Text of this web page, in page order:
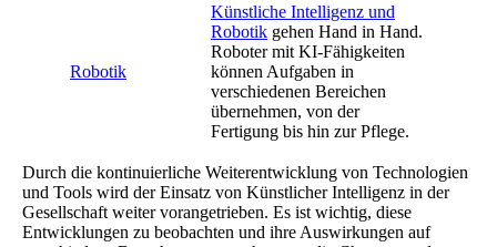
Robotik
Künstliche Intelligenz und
Robotik gehen Hand in Hand.
Roboter mit KI-Fähigkeiten
können Aufgaben in
verschiedenen Bereichen
übernehmen, von der
Fertigung bis hin zur Pflege.
Durch die kontinuierliche Weiterentwicklung von Technologien
und Tools wird der Einsatz von Künstlicher Intelligenz in der
Gesellschaft weiter vorangetrieben. Es ist wichtig, diese
Entwicklungen zu beobachten und ihre Auswirkungen auf